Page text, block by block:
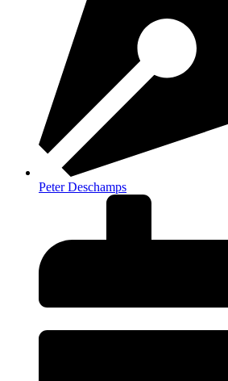
Peter Deschamps